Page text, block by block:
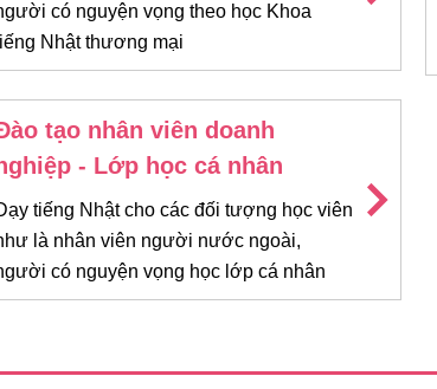
có nguyện vọng theo học Khoa
Nhật thương mại
tạo nhân viên doanh
- Lớp học cá nhân
tiếng Nhật cho các đối tượng học viên
là nhân viên người nước ngoài,
có nguyện vọng học lớp cá nhân